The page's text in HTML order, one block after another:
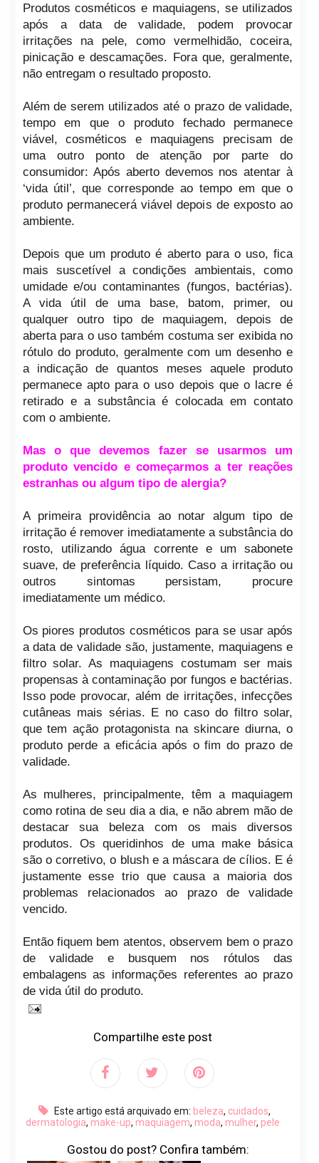
Produtos cosméticos e maquiagens, se utilizados
após a data de validade, podem provocar
irritações na pele, como vermelhidão, coceira,
pinicação e descamações. Fora que, geralmente,
não entregam o resultado proposto.
Além de serem utilizados até o prazo de validade,
tempo em que o produto fechado permanece
viável, cosméticos e maquiagens precisam de
uma outro ponto de atenção por parte do
consumidor: Após aberto devemos nos atentar à
‘vida útil’, que corresponde ao tempo em que o
produto permanecerá viável depois de exposto ao
ambiente.
Depois que um produto é aberto para o uso, fica
mais suscetível a condições ambientais, como
umidade e/ou contaminantes (fungos, bactérias).
A vida útil de uma base, batom, primer, ou
qualquer outro tipo de maquiagem, depois de
aberta para o uso também costuma ser exibida no
rótulo do produto, geralmente com um desenho e
a indicação de quantos meses aquele produto
permanece apto para o uso depois que o lacre é
retirado e a substância é colocada em contato
com o ambiente.
Mas o que devemos fazer se usarmos um
produto vencido e começarmos a ter reações
estranhas ou algum tipo de alergia?
A primeira providência ao notar algum tipo de
irritação é remover imediatamente a substância do
rosto, utilizando água corrente e um sabonete
suave, de preferência líquido. Caso a irritação ou
outros sintomas persistam, procure
imediatamente um médico.
Os piores produtos cosméticos para se usar após
a data de validade são, justamente, maquiagens e
filtro solar. As maquiagens costumam ser mais
propensas à contaminação por fungos e bactérias.
Isso pode provocar, além de irritações, infecções
cutâneas mais sérias. E no caso do filtro solar,
que tem ação protagonista na skincare diurna, o
produto perde a eficácia após o fim do prazo de
validade.
As mulheres, principalmente, têm a maquiagem
como rotina de seu dia a dia, e não abrem mão de
destacar sua beleza com os mais diversos
produtos. Os queridinhos de uma make básica
são o corretivo, o blush e a máscara de cílios. E é
justamente esse trio que causa a maioria dos
problemas relacionados ao prazo de validade
vencido.
Então fiquem bem atentos, observem bem o prazo
de validade e busquem nos rótulos das
embalagens as informações referentes ao prazo
de vida útil do produto.
Compartilhe este post
Este artigo está arquivado em: beleza, cuidados,
dermatologia, make-up, maquiagem, moda, mulher, pele
Gostou do post? Confira também: